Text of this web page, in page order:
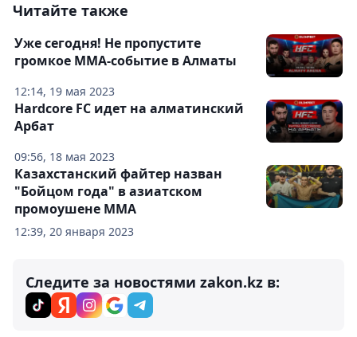
Читайте также
12:14, 19 мая 2023
Уже сегодня! Не пропустите
громкое ММА-событие в Алматы
09:56, 18 мая 2023
Hardcore FC идет на алматинский
Арбат
12:39, 20 января 2023
Казахстанский файтер назван
"Бойцом года" в азиатском
промоушене ММА
Следите за новостями zakon.kz в: